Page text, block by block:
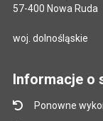
57-400 Nowa Ruda
woj. dolnośląskie
Informacje o
Ponowne